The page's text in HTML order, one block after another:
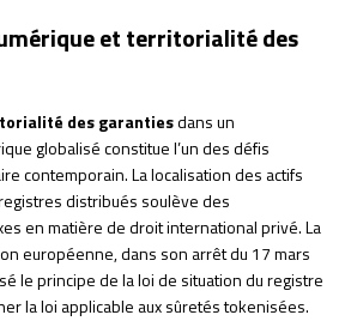
et territorialité des
des garantiesdans un
globalisé constitue l’un des défis
contemporain. La localisation des actifs
distribués soulève des
en matière de droit international privé. La
européenne, dans son arrêt du 17 mars
le principe de la loi de situation du registre
la loi applicable aux sûretés tokenisées.